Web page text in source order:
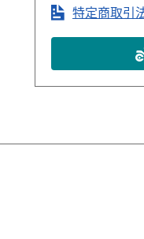
特定商取引